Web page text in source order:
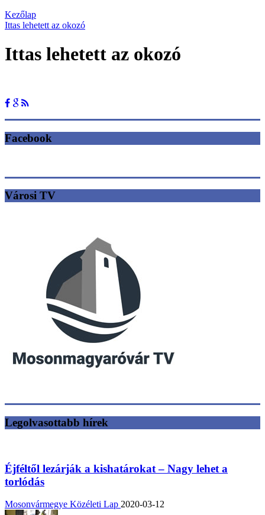
Kezőlap
Ittas lehetett az okozó
Ittas lehetett az okozó
Facebook
Városi TV
Legolvasottabb hírek
Éjféltől lezárják a kishatárokat – Nagy lehet a
torlódás
Mosonvármegye Közéleti Lap 2020-03-12